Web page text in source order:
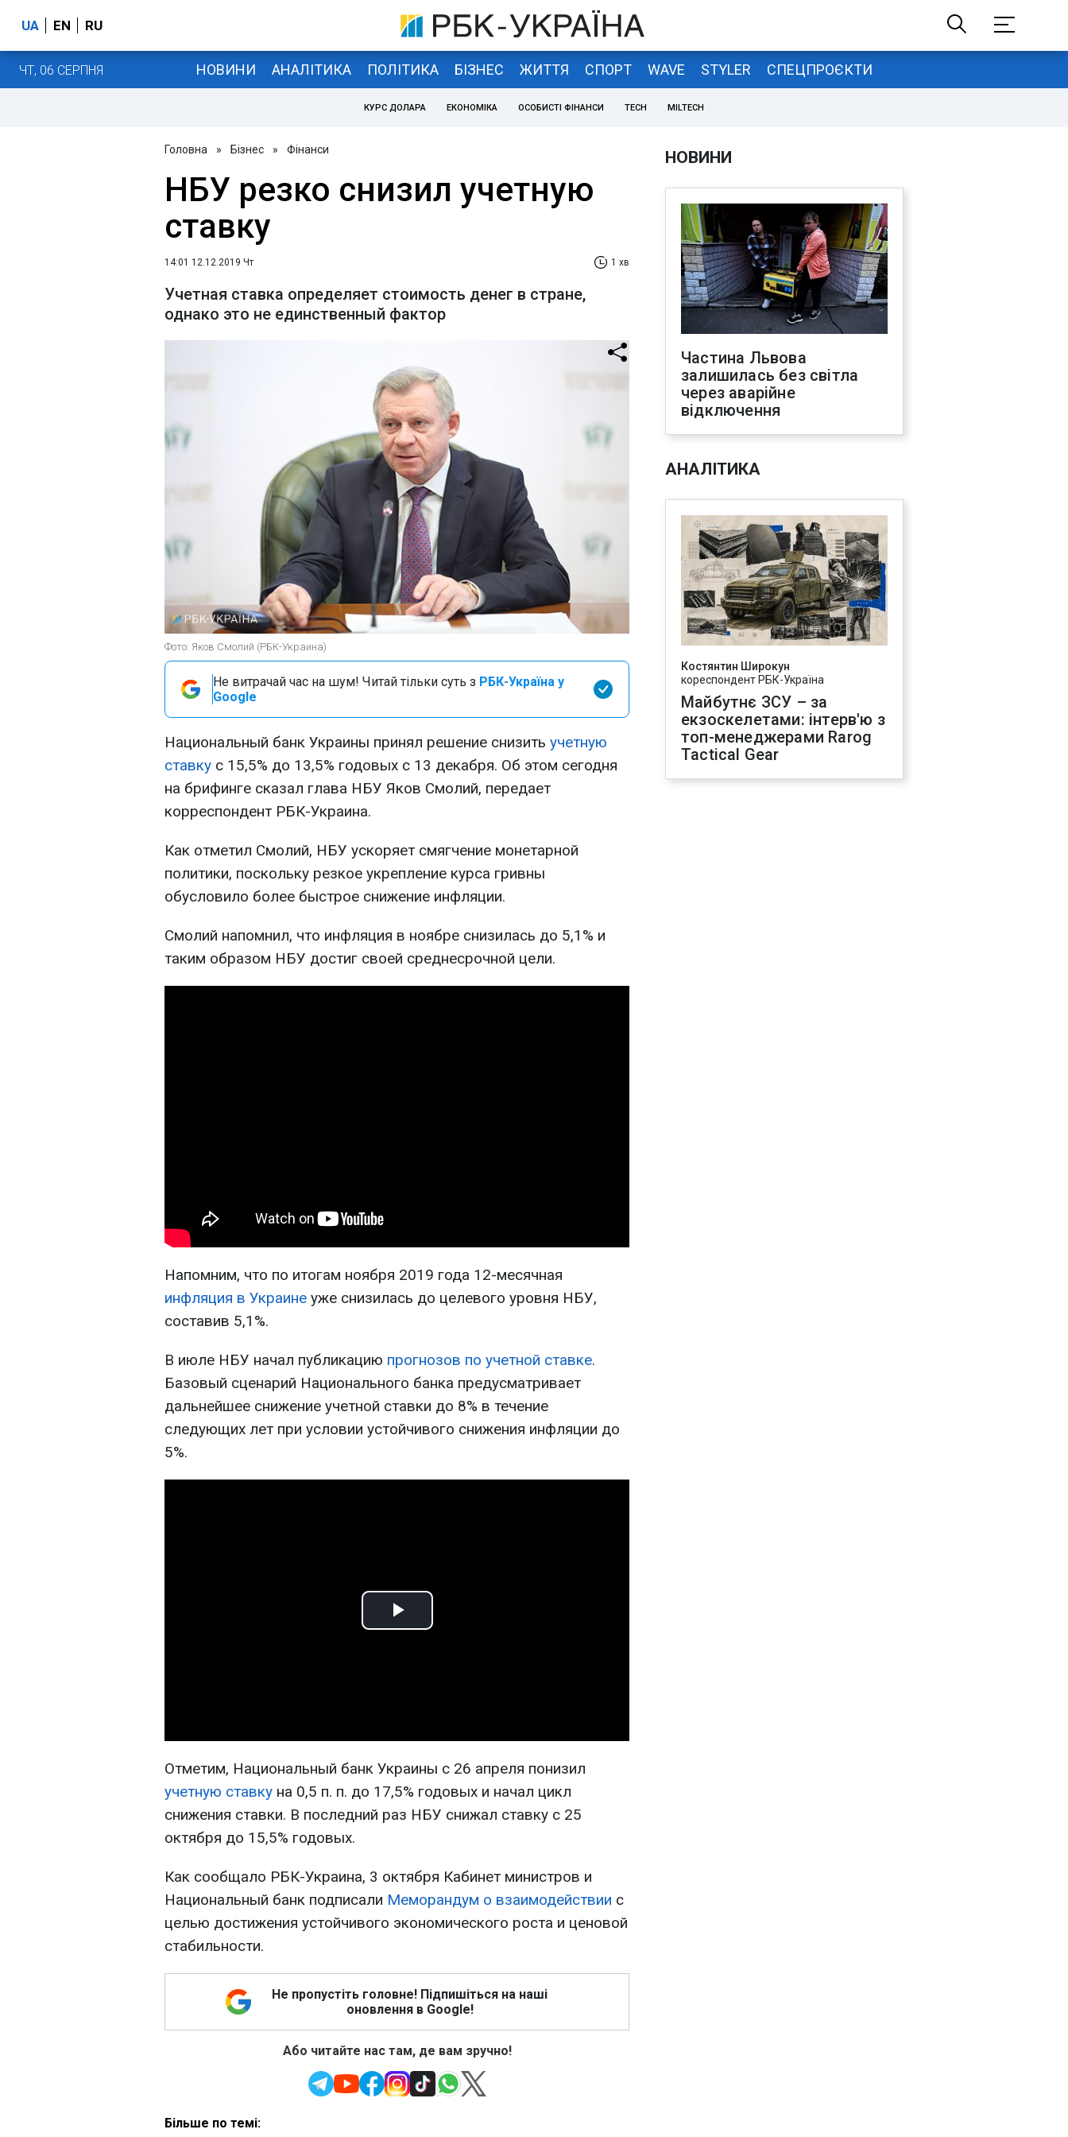
UA EN RU
ЧТ, 06 СЕРПНЯ НОВИНИ АНАЛІТИКА ПОЛІТИКА БІЗНЕС ЖИТТЯ СПОРТ WAVE STYLER СПЕЦПРОЄКТИ
КУРС ДОЛАРА ЕКОНОМІКА ОСОБИСТІ ФІНАНСИ TECH MILTECH
Головна » Бізнес » Фінанси
НБУ резко снизил учетную
ставку
14:01 12.12.2019 Чт 1 хв
Учетная ставка определяет стоимость денег в стране,
однако это не единственный фактор
Фото: Яков Смолий (РБК-Украина)
Не витрачай час на шум! Читай тільки суть з РБК-Україна у
Google
Национальный банк Украины принял решение снизить учетную
ставку с 15,5% до 13,5% годовых с 13 декабря. Об этом сегодня
на брифинге сказал глава НБУ Яков Смолий, передает
корреспондент РБК-Украина.
Как отметил Смолий, НБУ ускоряет смягчение монетарной
политики, поскольку резкое укрепление курса гривны
обусловило более быстрое снижение инфляции.
Смолий напомнил, что инфляция в ноябре снизилась до 5,1% и
таким образом НБУ достиг своей среднесрочной цели.
Напомним, что по итогам ноября 2019 года 12-месячная
инфляция в Украине уже снизилась до целевого уровня НБУ,
составив 5,1%.
В июле НБУ начал публикацию прогнозов по учетной ставке.
Базовый сценарий Национального банка предусматривает
дальнейшее снижение учетной ставки до 8% в течение
следующих лет при условии устойчивого снижения инфляции до
5%.
Play
Отметим, Национальный банк Украины с 26 апреля понизил
учетную ставку на 0,5 п. п. до 17,5% годовых и начал цикл
снижения ставки. В последний раз НБУ снижал ставку с 25
октября до 15,5% годовых.
Как сообщало РБК-Украина, 3 октября Кабинет министров и
Национальный банк подписали Меморандум о взаимодействии с
целью достижения устойчивого экономического роста и ценовой
стабильности.
Не пропустіть головне! Підпишіться на наші
оновлення в Google!
Або читайте нас там, де вам зручно!
Більше по темі:
НОВИНИ
Частина Львова
залишилась без світла
через аварійне
відключення
АНАЛІТИКА
Костянтин Широкун
кореспондент РБК-Україна
Майбутнє ЗСУ – за
екзоскелетами: інтерв'ю з
топ-менеджерами Rarog
Tactical Gear